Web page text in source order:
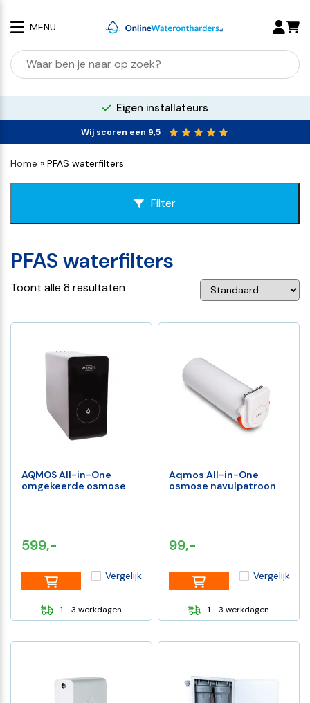
MENU
Zoeken
naar:
100% kalkvrij water
Wij scoren een 9,5
Home » PFAS waterfilters
Filter
PFAS waterfilters
Toont alle 8 resultaten
AQMOS All-in-One
omgekeerde osmose
599,-
1 - 3 werkdagen
Vergelijk
Aqmos All-in-One
osmose navulpatroon
99,-
1 - 3 werkdagen
Vergelijk